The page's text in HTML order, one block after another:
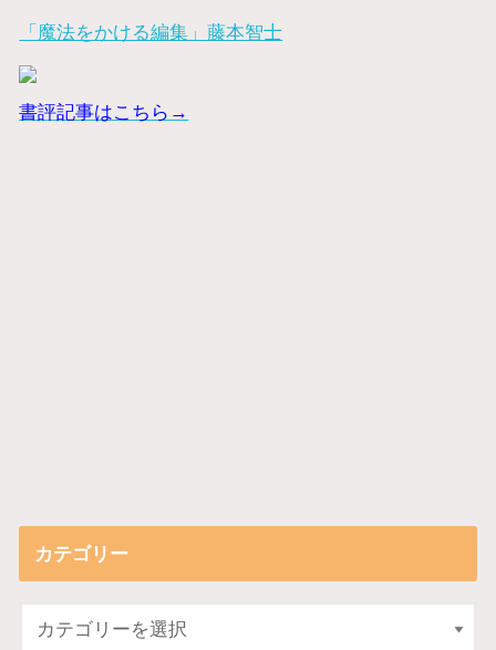
「魔法をかける編集」藤本智士
書評記事はこちら→
カテゴリー